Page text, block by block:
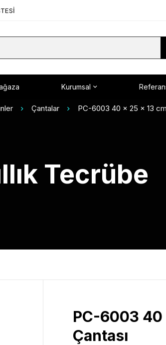
Kurumsal
Çantalar PC-6003 40 x 25 x 13 cm
Tecrübe
PC-6003 40
Çantası